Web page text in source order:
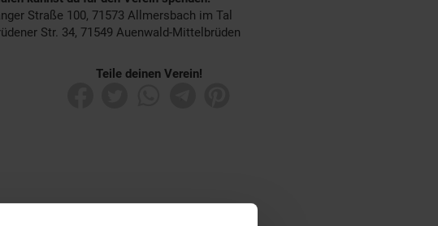
Straße 100, 71573 Allmersbach im Tal
Str. 34, 71549 Auenwald-Mittelbrüden
Teile deinen Verein!